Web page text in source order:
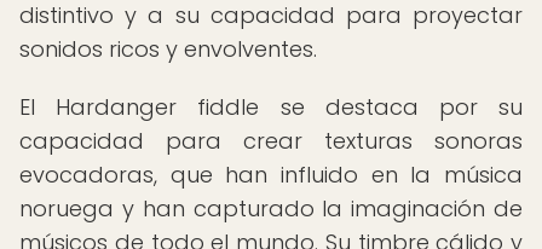
distintivo y a su capacidad para proyectar
sonidos ricos y envolventes.
El Hardanger fiddle se destaca por su
capacidad para crear texturas sonoras
evocadoras, que han influido en la música
noruega y han capturado la imaginación de
músicos de todo el mundo. Su timbre cálido y